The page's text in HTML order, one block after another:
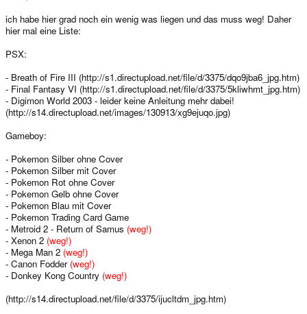
ich habe hier grad noch ein wenig was liegen und das muss weg! Daher
hier mal eine Liste:
PSX:
- Breath of Fire III (http://s1.directupload.net/file/d/3375/dqo9jba6_jpg.htm)
- Final Fantasy VI (http://s1.directupload.net/file/d/3375/5kliwhmt_jpg.htm)
- Digimon World 2003 - leider keine Anleitung mehr dabei!
(http://s14.directupload.net/images/130913/xg9ejuqo.jpg)
Gameboy:
- Pokemon Silber ohne Cover
- Pokemon Silber mit Cover
- Pokemon Rot ohne Cover
- Pokemon Gelb ohne Cover
- Pokemon Blau mit Cover
- Pokemon Trading Card Game
- Metroid 2 - Return of Samus (weg!)
- Xenon 2 (weg!)
- Mega Man 2 (weg!)
- Canon Fodder (weg!)
- Donkey Kong Country (weg!)
(http://s14.directupload.net/file/d/3375/ijucltdm_jpg.htm)